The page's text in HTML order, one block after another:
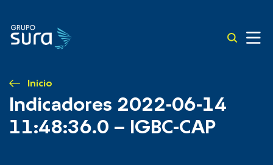
Inicio
Indicadores 2022-06-14
11:48:36.0 – IGBC-CAP